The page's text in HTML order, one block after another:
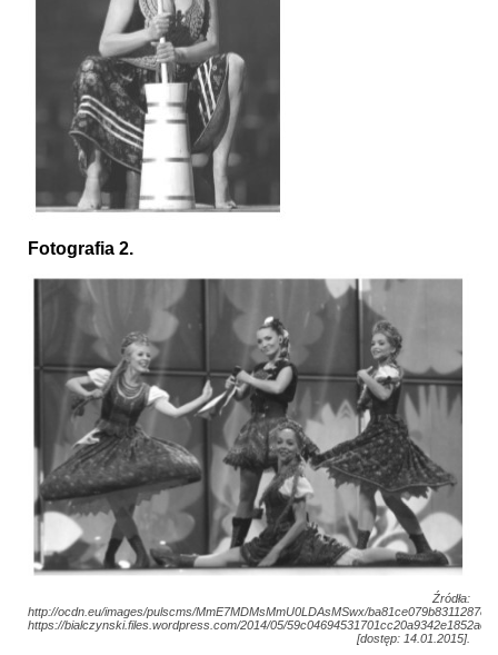
Fotografia 2.
Źródła:
http://ocdn.eu/images/pulscms/MmE7MDMsMmU0LDAsMSwx/
https://bialczynski.files.wordpress.com/2014/05/
[dostęp: 14.01.2015].